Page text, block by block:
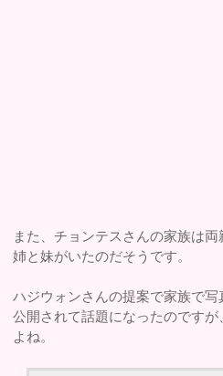
また、チョンテスさんの家族は
姉と妹がいたのだそうです。
ハジウォンさんの提案で家族で
公開されて話題になったのです
よね。